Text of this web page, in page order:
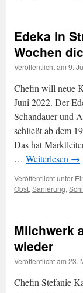
Edeka in
Wochen
Veröffentlicht am 9.
Chefin will neue
Juni 2022. Der
Schandauer und
schließt ab dem
Das hat
… Weiterlesen →
Veröffentlicht unter
Obst, Sanierung,
Milchwerk
wieder
Veröffentlicht am 23.
Chefin Stefanie